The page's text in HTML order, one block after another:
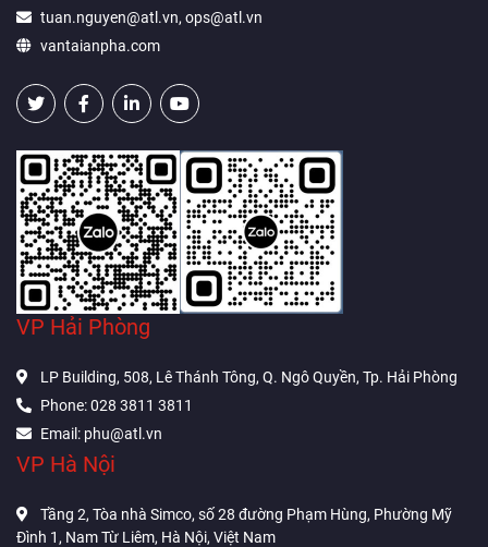
tuan.nguyen@atl.vn, ops@atl.vn
vantaianpha.com
VP Hải Phòng
LP Building, 508, Lê Thánh Tông, Q. Ngô Quyền, Tp. Hải Phòng
Phone: 028 3811 3811
Email: phu@atl.vn
VP Hà Nội
Tầng 2, Tòa nhà Simco, số 28 đường Phạm Hùng, Phường Mỹ
Đình 1, Nam Từ Liêm, Hà Nội, Việt Nam